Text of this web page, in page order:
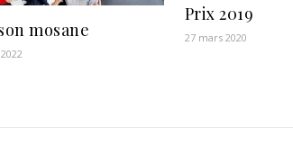
mosane
Prix 2019
27 mars 2020